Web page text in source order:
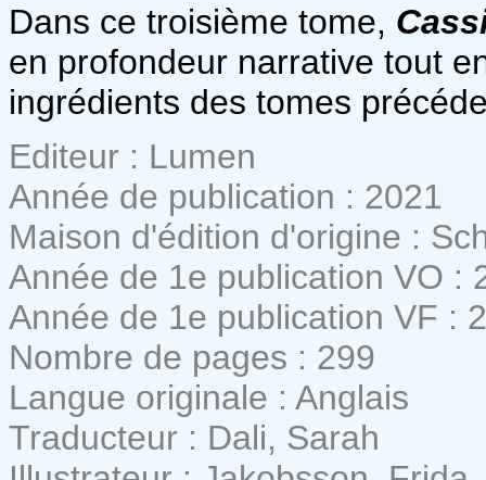
Dans ce troisième tome,
en profondeur narrative tout
ingrédients des tomes
Editeur : Lumen
Année de publication : 2021
Maison d'édition d'origine :
Année de 1e publication VO :
Année de 1e publication VF :
Nombre de pages : 299
Langue originale : Anglais
Traducteur : Dali, Sarah